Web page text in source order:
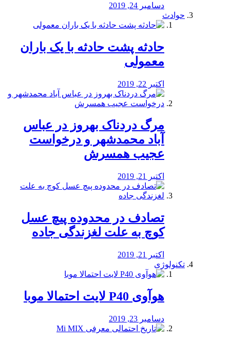
دسامبر 24, 2019
حوادث
️حادثه پشت حادثه با یک باران
معمولی
اکتبر 22, 2019
مرگ دردناک بهروز در عباس
آباد محمدشهر و درخواست
عجیب همسرش
اکتبر 21, 2019
تصادف در محدوده پیچ عسل
کوچ به علت لغزندگی جاده
اکتبر 21, 2019
تکنولوژی
هوآوی P40 لایت احتمالا موبا
دسامبر 23, 2019